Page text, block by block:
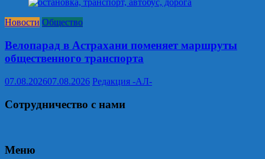
Новости Общество
Велопарад в Астрахани поменяет маршруты
общественного транспорта
07.08.202607.08.2026 Редакция -АЛ-
Сотрудничество с нами
Меню